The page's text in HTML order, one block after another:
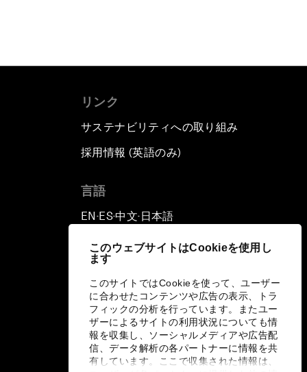
このウェブサイトはCookieを使用し
ます
このサイトではCookieを使って、ユーザー
に合わせたコンテンツや広告の表示、トラ
フィックの分析を行っています。またユー
ザーによるサイトの利用状況についても情
報を収集し、ソーシャルメディアや広告配
信、データ解析の各パートナーに情報を共
有しています。ここで収集された情報は、
リンク
サステナビリティへの取り組み
採用情報 (英語のみ)
言語
EN ▪ ES▪中文▪ 日本語